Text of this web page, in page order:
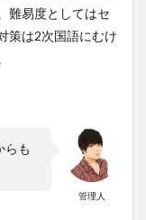
難易度としてはセ
策は2次国語にむけ
管理人
らも